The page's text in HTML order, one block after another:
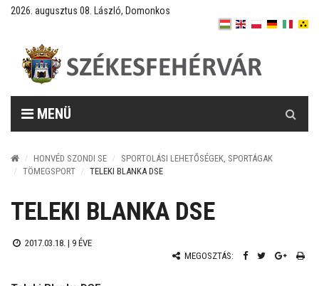
2026. augusztus 08. László, Domonkos
MENÜ
HONVÉD SZONDI SE
SPORTOLÁSI LEHETŐSÉGEK, SPORTÁGAK
TÖMEGSPORT
TELEKI BLANKA DSE
TELEKI BLANKA DSE
2017.03.18. | 9 ÉVE
MEGOSZTÁS: